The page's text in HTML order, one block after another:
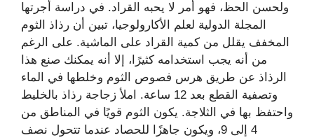
ولحسن الحظ، فهو أمر لا يحبه القراد. في دراسة أجرتها
المجلة الدولية لعلم الأكارولوجيا، تبين أن رذاذ الثوم
المخفف يقلل من كمية القراد على الماشية. على الرغم
من أنه يجب استخدامه كثيرًا، إلا أنه يمكنك صنع هذا
الرذاذ عن طريق هرس فصوص الثوم وخلطها في الماء
وتصفية القطع بعد 12 ساعة. املأ زجاجة رذاذ بالخليط
واحتفظ بها في الثلاجة. يكون الثوم قويًا في المناطق من
4 إلى 9، ويكون جاهزًا للحصاد عندما تتحول نصف